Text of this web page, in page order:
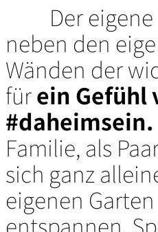
Der
neben den
Wänden der
fürein Gefühl
#daheimsein.
Familie, als
sich ganz
eigenen
entspannen,